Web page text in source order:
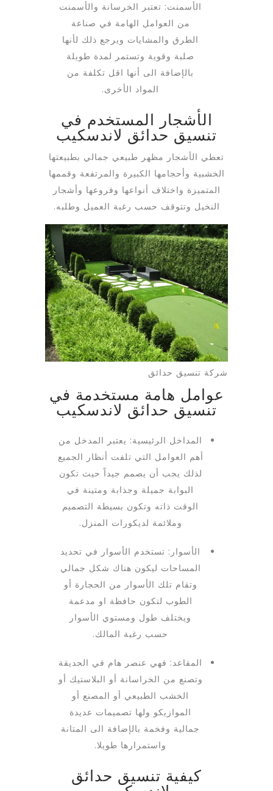
الأسمنت: تعتبر الخرسانة والأسمنت
من العوامل الهامة في صناعة
الطرق والمشايات ويرجع ذلك لأنها
صلبة وقوية وتستمر لمدة طويلة
بالإضافة الى أنها اقل تكلفة من
المواد الأخرى.
الأشجار المستخدم في
تنسيق حدائق لاندسكيب
تعطي الأشجار مظهر طبيعي جمالي بطبيعتها
الخشبية وأحجامها الكبيرة والمرتفعة وقممها
المتميزة واختلاف أنواعها وفروعها وأشجار
النخيل وتتوقف حسب رغبة العميل وطلبه.
شركة تنسيق حدائق
عوامل هامة مستخدمة في
تنسيق حدائق لاندسكيب
المداخل الرئيسية: يعتبر المدخل من
أهم العوامل التي تلفت أنظار الجميع
لذلك يجب أن يصمم جيداً حيث تكون
البوابة جميلة وجذابة ومتينة في
الوقت ذاته وتكون بسيطة التصميم
وملائمة لديكورات المنزل.
الأسوار: تستخدم الأسوار في تحديد
المساحات ليكون هناك شكل جمالي
وتقام تلك الأسوار من الحجارة أو
الطوب لتكون حافظة او مدعمة
ويختلف طول ومستوي الأسوار
حسب رغبة المالك.
المقاعد: فهي عنصر هام في الحديقة
وتصنع من الخراسانة أو البلاستيك أو
الخشب الطبيعي أو المصنع أو
الموازيكو ولها تصميمات عديدة
جمالية وفخمة بالإضافة الى المتانة
واستمرارها طويلا.
كيفية تنسيق حدائق